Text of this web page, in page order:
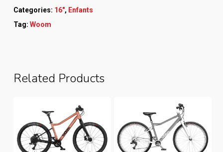
Categories: 16", Enfants
Tag: Woom
Related Products